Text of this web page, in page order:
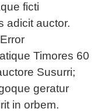
ficti
adicit auctor.
Timores 60
Susurri;
geratur
in orbem.